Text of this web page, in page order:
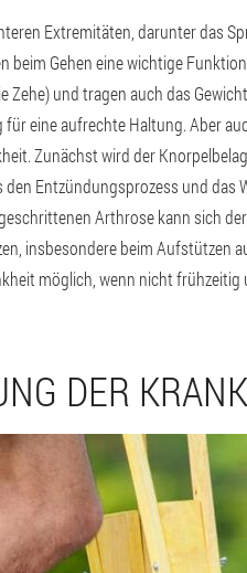
Extremitäten, darunter das
beim Gehen eine wichtige
und tragen auch das
eine aufrechte Haltung. Aber
Zunächst wird der Knorpelbelag
Entzündungsprozess und das
Arthrose kann sich
insbesondere beim Aufstützen
möglich, wenn nicht
DER